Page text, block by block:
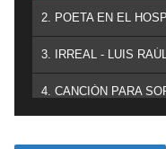
2. POETA EN EL
3. IRREAL - LUIS
4. CANCIÓN PARA